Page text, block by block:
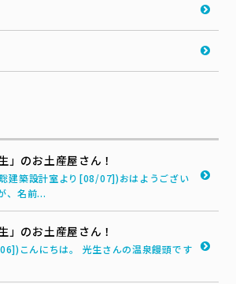
」のお土産屋さん！
建築設計室より[08/07])おはようござい
、名前...
」のお土産屋さん！
こんにちは。 光生さんの温泉饅頭です